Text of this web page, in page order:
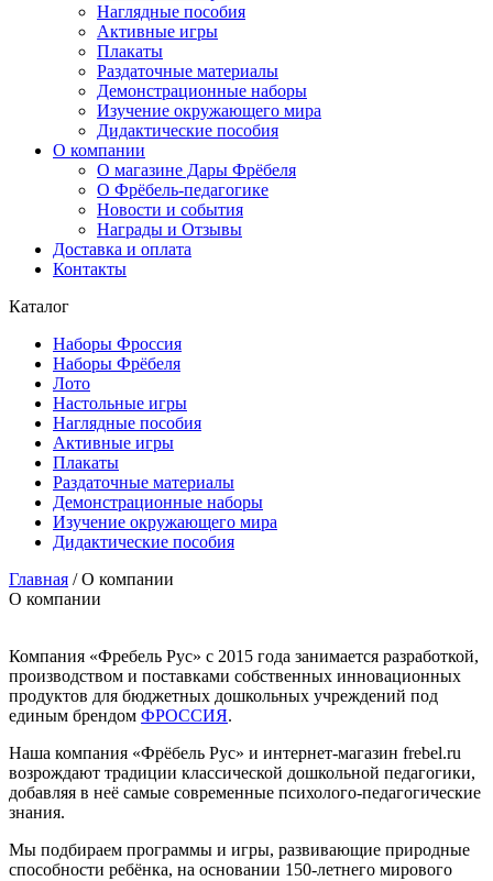
Наглядные пособия
Активные игры
Плакаты
Раздаточные материалы
Демонстрационные наборы
Изучение окружающего мира
Дидактические пособия
О компании
О магазине Дары Фрёбеля
О Фрёбель-педагогике
Новости и события
Награды и Отзывы
Доставка и оплата
Контакты
Каталог
Наборы Фроссия
Наборы Фрёбеля
Лото
Настольные игры
Наглядные пособия
Активные игры
Плакаты
Раздаточные материалы
Демонстрационные наборы
Изучение окружающего мира
Дидактические пособия
Главная /О компании
О компании
Компания «Фребель Рус» с 2015 года занимается разработкой,
производством и поставками собственных инновационных
продуктов для бюджетных дошкольных учреждений под
единым брендом ФРОССИЯ.
Наша компания «Фрёбель Рус» и интернет-магазин frebel.ru
возрождают традиции классической дошкольной педагогики,
добавляя в неё самые современные психолого-педагогические
знания.
Мы подбираем программы и игры, развивающие природные
способности ребёнка, на основании 150-летнего мирового